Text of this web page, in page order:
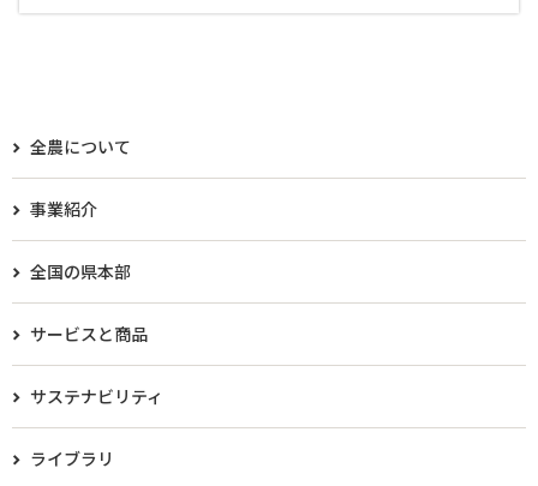
全農について
事業紹介
全国の県本部
サービスと商品
サステナビリティ
ライブラリ